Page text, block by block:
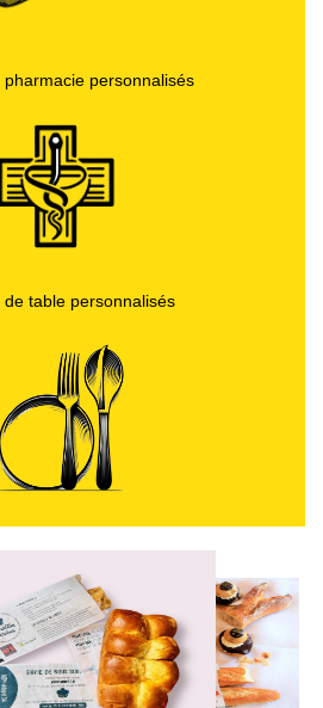
pharmacie personnalisés
de table personnalisés